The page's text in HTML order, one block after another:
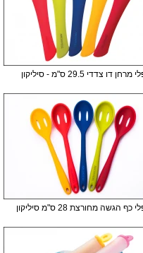
דו צדדי 29.5 ס"מ - סיליקון
הגשה מחורצת 28 ס"מ סיליקון